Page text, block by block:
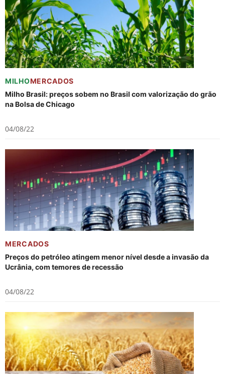
MILHOMERCADOS
Milho Brasil: preços sobem no Brasil com valorização do grão
na Bolsa de Chicago
04/08/22
MERCADOS
Preços do petróleo atingem menor nível desde a invasão da
Ucrânia, com temores de recessão
04/08/22